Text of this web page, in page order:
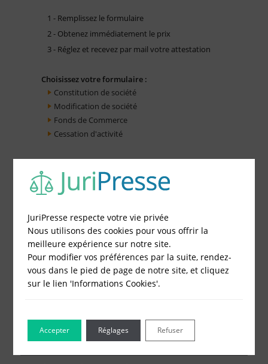
1 - Remplissez le formulaire
2 - Obtenez immédiatement le prix
3 - Réglez et recevez par mail votre attestation
Choisissez votre formulaire :
Constitution de société
Modification de société
Fonds de Commerce
Cessation d'activité
JuriPresse respecte votre vie privée
Nous utilisons des cookies pour vous offrir la
meilleure expérience sur notre site.
Pour modifier vos préférences par la suite, rendez-
vous dans le pied de page de notre site, et cliquez
sur le lien 'Informations Cookies'.
Accepter Refuser
Réglages